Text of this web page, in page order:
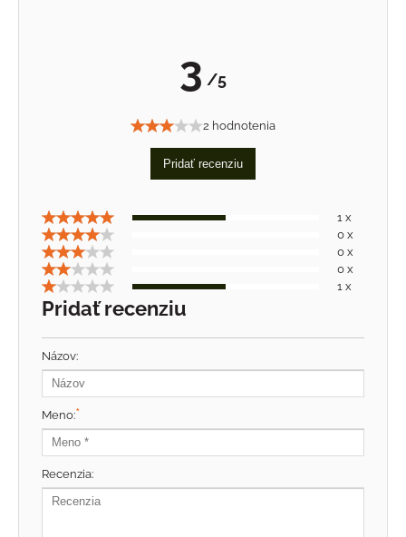
3 /5
2 hodnotenia
Pridať recenziu
1 x
0 x
0 x
0 x
1 x
Pridať recenziu
Názov:
Meno:*
Recenzia: